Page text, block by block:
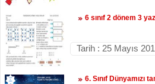
6 sınıf 2 dönem 3
Tarih : 25 Mayıs
6. Sınıf Dünyamızı